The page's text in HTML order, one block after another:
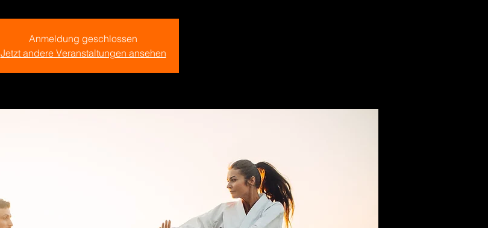
Anmeldung geschlossen
Jetzt andere Veranstaltungen ansehen